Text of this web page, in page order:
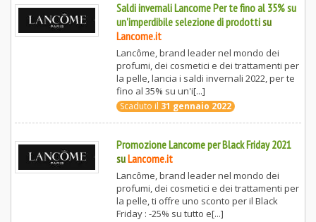
Saldi invernali Lancome Per te fino al 35% su
un'imperdibile selezione di prodottisu
Lancome.it
Lancôme, brand leader nel mondo dei
profumi, dei cosmetici e dei trattamenti per
la pelle, lancia i saldi invernali 2022, per te
fino al 35% su un'i[...]
Scaduto il 31 gennaio 2022
Promozione Lancome per Black Friday 2021
suLancome.it
Lancôme, brand leader nel mondo dei
profumi, dei cosmetici e dei trattamenti per
la pelle, ti offre uno sconto per il Black
Friday : -25% su tutto e[...]